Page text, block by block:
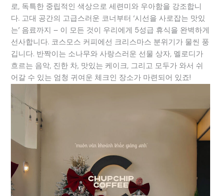
로, 독특한 중립적인 색상으로 세련미와 우아함을 강조합니
다. 고대 공간의 고급스러운 코너부터 ‘시선을 사로잡는 맛있
는’ 음료까지 – 이 모든 것이 우리에게 5성급 휴식을 완벽하게
선사합니다. 코스모스 커피에선 크리스마스 분위기가 물씬 풍
깁니다. 반짝이는 소나무와 사랑스러운 선물 상자, 멜로디가
흐르는 음악, 진한 차, 맛있는 케이크, 그리고 모두가 와서 쉬
어갈 수 있는 엄청 귀여운 체크인 장소가 마련되어 있죠!